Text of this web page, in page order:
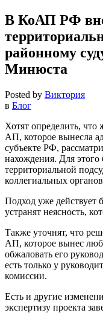
В КоАП РФ
районному
Минюста
Posted by Виктория
в Блог
Хотят определить, что
АП, которое вынесла
субъекте РФ,
нахождения. Для
территориальной
коллегиальных
Подход уже
устранят неясность,
Также уточнят, что
АП, которое вынес
обжаловать его
есть только у
комиссии.
Есть и другие
экспертизу проекта